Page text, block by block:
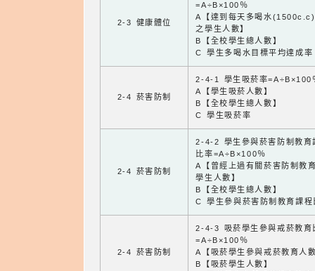
2-3 健康體位
=A÷B×100％
A【達到每天多喝水
之學生人數】
B【全校學生總人數】
C 學生多喝水目標平均達成率
2-4 菸害防制
2-4-1 學生吸菸率=A÷B×100
A【學生吸菸人數】
B【全校學生總人數】
C 學生吸菸率
2-4 菸害防制
2-4-2 學生參與菸害防制教育
比率=A÷B×100％
A【曾經上過有關菸害防制教
學生人數】
B【全校學生總人數】
C 學生參與菸害防制教育課程
2-4 菸害防制
2-4-3 吸菸學生參與戒菸教育
=A÷B×100％
A【吸菸學生參與戒菸教育人
B【吸菸學生人數】